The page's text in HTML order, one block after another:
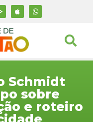
Schmidt
sobre
e roteiro